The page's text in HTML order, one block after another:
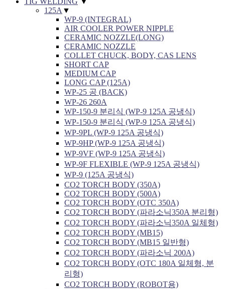
125A ▼
WP-9 (INTEGRAL)
AIR COOLER POWER NIPPLE
CERAMIC NOZZLE(LONG)
CERAMIC NOZZLE
COLLET CHUCK, BODY, CAS LENS
SHORT CAP
MEDIUM CAP
LONG CAP (125A)
WP-25 공 (BACK)
WP-26 260A
WP-150-9 분리식 (WP-9 125A 공냉식)
WP-150-9 분리식 (WP-9 125A 공냉식)
WP-9PL (WP-9 125A 공냉식)
WP-9HP (WP-9 125A 공냉식)
WP-9VF (WP-9 125A 공냉식)
WP-9F FLEXIBLE (WP-9 125A 공냉식)
WP-9 (125A 공냉식)
CO2 TORCH BODY (350A)
CO2 TORCH BODY (500A)
CO2 TORCH BODY (OTC 350A)
CO2 TORCH BODY (파라소닉350A 분리형)
CO2 TORCH BODY (파라소닉350A 일체형)
CO2 TORCH BODY (MB15)
CO2 TORCH BODY (MB15 일반형)
CO2 TORCH BODY (파라소닉 200A)
CO2 TORCH BODY (OTC 180A 일체형, 분
리형)
CO2 TORCH BODY (ROBOT용)